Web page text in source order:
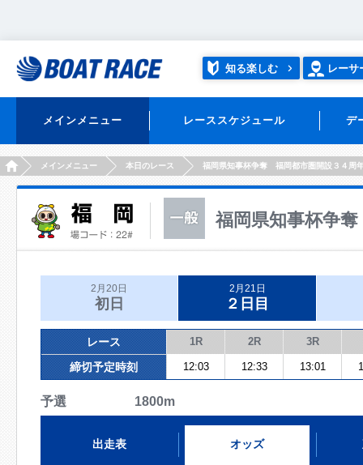
知る楽しむ レーサ
メインメニュー レーススケジュール デ
HOMEメインメニュー 本日のレース 福岡県知事杯争奪 福岡都市圏開設３４周
福岡県知事杯争
2月20日
初日
2月21日
２日目
レース 1R 2R 3R
締切予定時刻 12:03 12:33 13:01
予選 1800m
出走表 オッズ